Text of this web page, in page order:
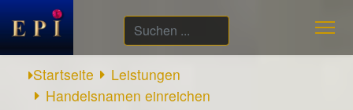
Suchen
...
Startseite
Leistungen
Handelsnamen einreichen